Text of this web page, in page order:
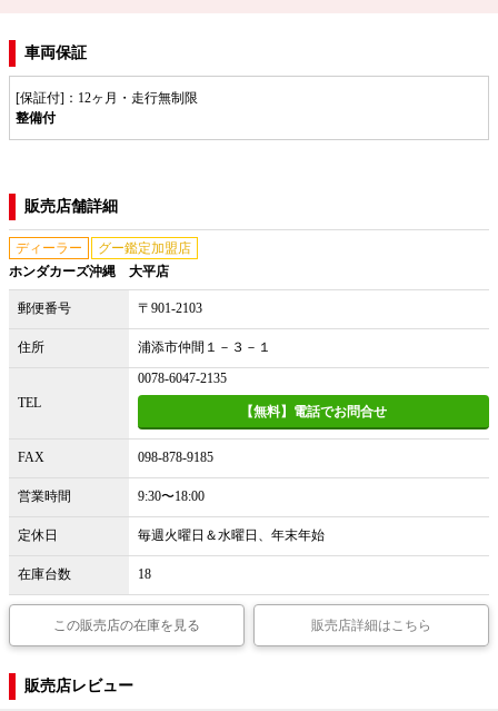
車両保証
[保証付]：12ヶ月・走行無制限
整備付
販売店舗詳細
ディーラー
グー鑑定加盟店
ホンダカーズ沖縄 大平店
郵便番号 〒901-2103
住所 浦添市仲間１－３－１
TEL
0078-6047-2135
【無料】電話でお問合せ
FAX 098-878-9185
営業時間 9:30〜18:00
定休日 毎週火曜日＆水曜日、年末年始
在庫台数 18
この販売店の在庫を見る 販売店詳細はこちら
販売店レビュー